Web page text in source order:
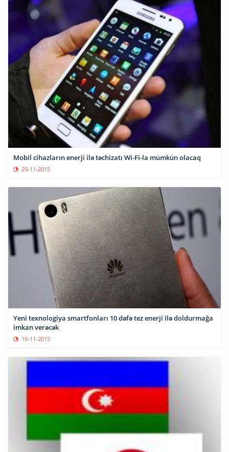
Mobil cihazların enerji ilə təchizatı Wi-Fi-la mümkün olacaq
29-11-2015
Yeni texnologiya smartfonları 10 dəfə tez enerji ilə doldurmağa
imkan verəcək
16-11-2015